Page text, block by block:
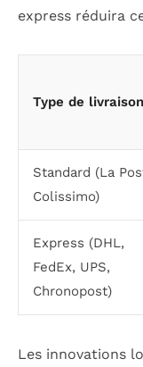
express réduira
Type de livraison
Standard (La
Colissimo)
Express (DHL,
FedEx, UPS,
Chronopost)
Les innovations